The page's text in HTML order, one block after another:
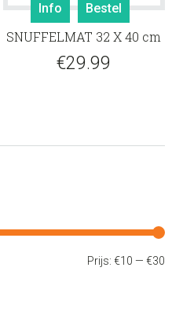
Info Bestel
SNUFFELMAT 32 X 40 cm
€29.99
Prijs:€10 —€30